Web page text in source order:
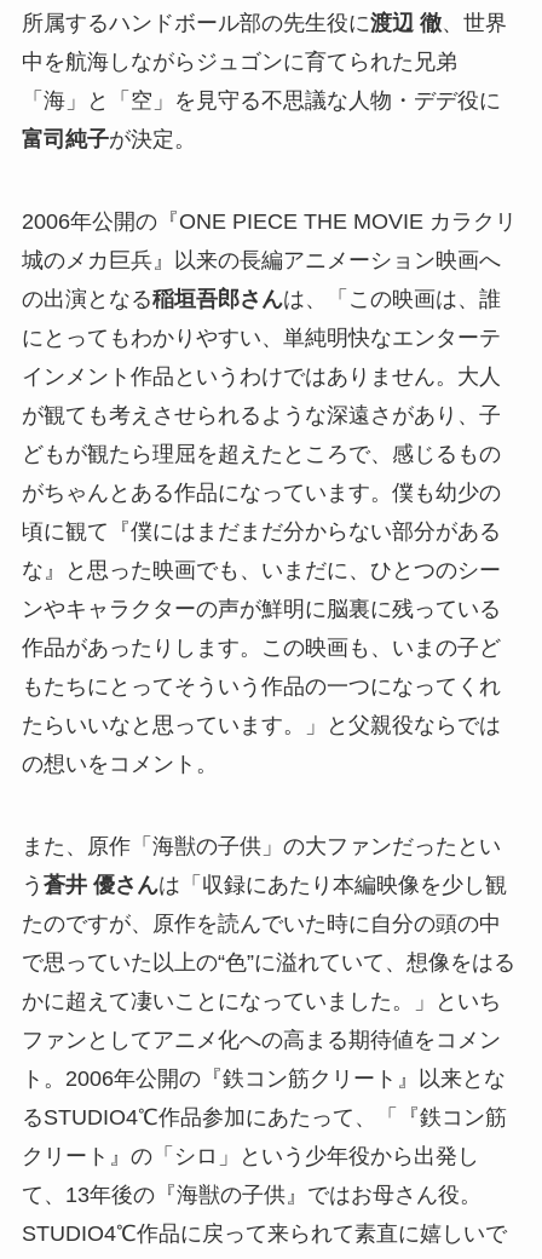
所属するハンドボール部の先生役に渡辺 徹、世界
中を航海しながらジュゴンに育てられた兄弟
「海」と「空」を見守る不思議な人物・デデ役に
富司純子が決定。
2006年公開の『ONE PIECE THE MOVIE カラクリ
城のメカ巨兵』以来の長編アニメーション映画へ
の出演となる稲垣吾郎さんは、「この映画は、誰
にとってもわかりやすい、単純明快なエンターテ
インメント作品というわけではありません。大人
が観ても考えさせられるような深遠さがあり、子
どもが観たら理屈を超えたところで、感じるもの
がちゃんとある作品になっています。僕も幼少の
頃に観て『僕にはまだまだ分からない部分がある
な』と思った映画でも、いまだに、ひとつのシー
ンやキャラクターの声が鮮明に脳裏に残っている
作品があったりします。この映画も、いまの子ど
もたちにとってそういう作品の一つになってくれ
たらいいなと思っています。」と父親役ならでは
の想いをコメント。
また、原作「海獣の子供」の大ファンだったとい
う 蒼井 優さんは「収録にあたり本編映像を少し観
たのですが、原作を読んでいた時に自分の頭の中
で思っていた以上の“色”に溢れていて、想像をはる
かに超えて凄いことになっていました。」といち
ファンとしてアニメ化への高まる期待値をコメン
ト。2006年公開の『鉄コン筋クリート』以来とな
るSTUDIO4℃作品参加にあたって、「『鉄コン筋
クリート』の「シロ」という少年役から出発し
て、13年後の『海獣の子供』ではお母さん役。
STUDIO4℃作品に戻って来られて素直に嬉しいで